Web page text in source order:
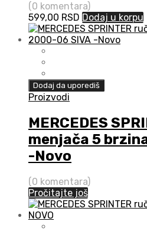
(0 komentara)
599,00 RSD Dodaj u korpu
Dodaj da uporediš
Proizvodi
MERCEDES
menjača 5
-Novo
(0 komentara)
Pročitajte još